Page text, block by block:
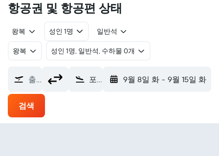
항공권 및 항공편 상태
왕복 성인 1명 일반석
왕복 ​성인 1명, 일반석, 수하물 0개
출발지 포인트 레이 LRRS 에어포트 (PIZ) 9월 8일 화 - 9월 15일 화
검색